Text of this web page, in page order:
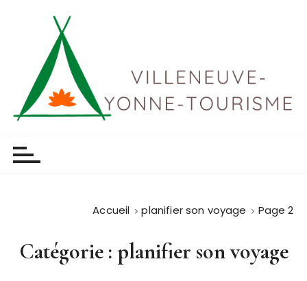
Accueil planifier son voyage Page 2
Catégorie : planifier son voyage